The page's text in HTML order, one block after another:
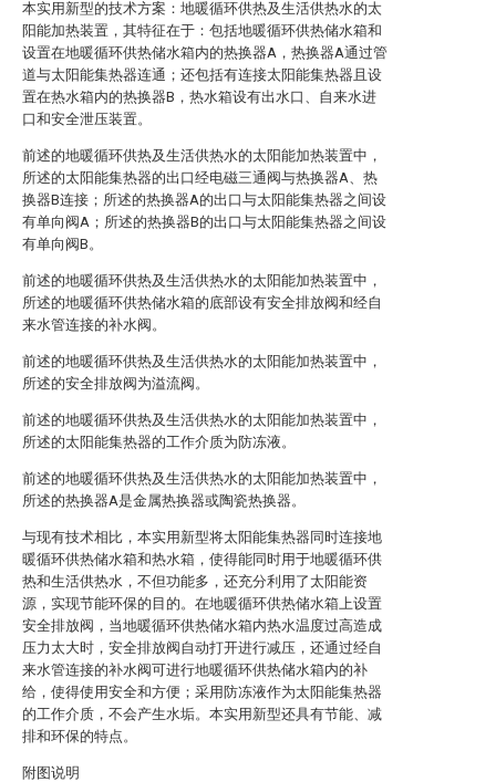
本实用新型的技术方案：地暖循环供热及生活供热水的太
阳能加热装置，其特征在于：包括地暖循环供热储水箱和
设置在地暖循环供热储水箱内的热换器A，热换器A通过管
道与太阳能集热器连通；还包括有连接太阳能集热器且设
置在热水箱内的热换器B，热水箱设有出水口、自来水进
口和安全泄压装置。
前述的地暖循环供热及生活供热水的太阳能加热装置中，
所述的太阳能集热器的出口经电磁三通阀与热换器A、热
换器B连接；所述的热换器A的出口与太阳能集热器之间设
有单向阀A；所述的热换器B的出口与太阳能集热器之间设
有单向阀B。
前述的地暖循环供热及生活供热水的太阳能加热装置中，
所述的地暖循环供热储水箱的底部设有安全排放阀和经自
来水管连接的补水阀。
前述的地暖循环供热及生活供热水的太阳能加热装置中，
所述的安全排放阀为溢流阀。
前述的地暖循环供热及生活供热水的太阳能加热装置中，
所述的太阳能集热器的工作介质为防冻液。
前述的地暖循环供热及生活供热水的太阳能加热装置中，
所述的热换器A是金属热换器或陶瓷热换器。
与现有技术相比，本实用新型将太阳能集热器同时连接地
暖循环供热储水箱和热水箱，使得能同时用于地暖循环供
热和生活供热水，不但功能多，还充分利用了太阳能资
源，实现节能环保的目的。在地暖循环供热储水箱上设置
安全排放阀，当地暖循环供热储水箱内热水温度过高造成
压力太大时，安全排放阀自动打开进行减压，还通过经自
来水管连接的补水阀可进行地暖循环供热储水箱内的补
给，使得使用安全和方便；采用防冻液作为太阳能集热器
的工作介质，不会产生水垢。本实用新型还具有节能、减
排和环保的特点。
附图说明